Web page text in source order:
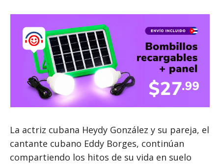
La actriz cubana Heydy González y su pareja, el
cantante cubano Eddy Borges, continúan
compartiendo los hitos de su vida en suelo